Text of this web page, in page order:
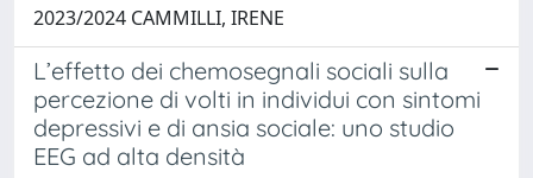
2023/2024 CAMMILLI, IRENE
L’effetto dei chemosegnali sociali sulla
percezione di volti in individui con sintomi
depressivi e di ansia sociale: uno studio
EEG ad alta densità